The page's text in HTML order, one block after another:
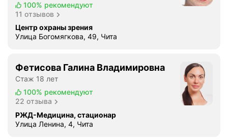
100% рекомендуют
11 отзывов
Центр охраны зрения
Улица Богомягкова, 49, Чита
Фетисова Галина Владимировна
Стаж 18 лет
100% рекомендуют
22 отзыва
РЖД-Медицина, стационар
Улица Ленина, 4, Чита